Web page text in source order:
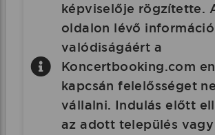
képviselője rögzítette.
oldalon lévő
valódiságáért a
Koncertbooking.com
kapcsán felelősséget
vállalni. Indulás előtt
az adott település vagy